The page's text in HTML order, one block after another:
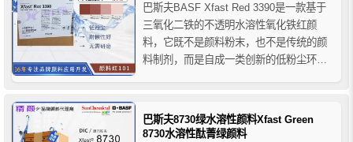
巴斯夫BASF Xfast Red 3390是一款基于
三氧化二铁的不透明水溶性氧化铁红颜
料，它既不是颜料粉末，也不是传统的颜
料制剂，而是自成一类创新的低粉尘环保
磨，只需搅拌颜料立即发挥其完整的色彩
强度，从而使您的加工过程非常灵活，可
巴斯夫8730绿水溶性颜料Xfast Green
8730水溶性酞菁绿颜料